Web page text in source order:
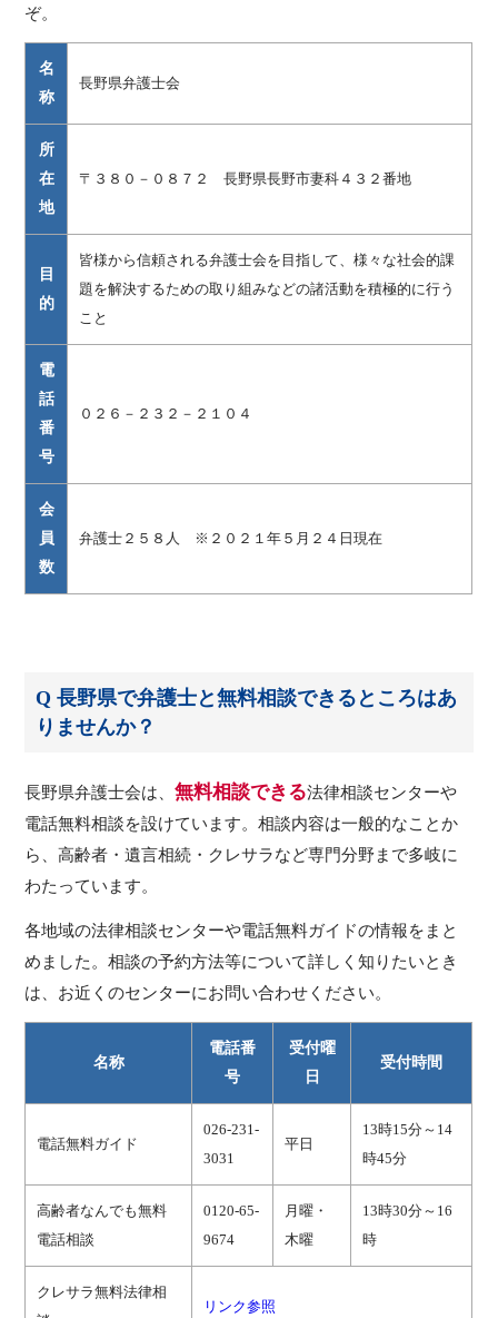
ぞ。
名
称
長野県弁護士会
所
在
地
〒３８０－０８７２ 長野県長野市妻科４３２番地
目
的
皆様から信頼される弁護士会を目指して、様々な社会的課
題を解決するための取り組みなどの諸活動を積極的に行う
こと
電
話
番
号
０２６－２３２－２１０４
会
員
数
弁護士２５８人 ※２０２１年５月２４日現在
Q 長野県で弁護士と無料相談できるところはあ
りませんか？
長野県弁護士会は、無料相談できる法律相談センターや
電話無料相談を設けています。相談内容は一般的なことか
ら、高齢者・遺言相続・クレサラなど専門分野まで多岐に
わたっています。
各地域の法律相談センターや電話無料ガイドの情報をまと
めました。相談の予約方法等について詳しく知りたいとき
は、お近くのセンターにお問い合わせください。
名称
電話番
号
受付曜
日
受付時間
電話無料ガイド
026-231-
3031
平日
13時15分～14
時45分
高齢者なんでも無料
電話相談
0120-65-
9674
月曜・
木曜
13時30分～16
時
クレサラ無料法律相
リンク参照